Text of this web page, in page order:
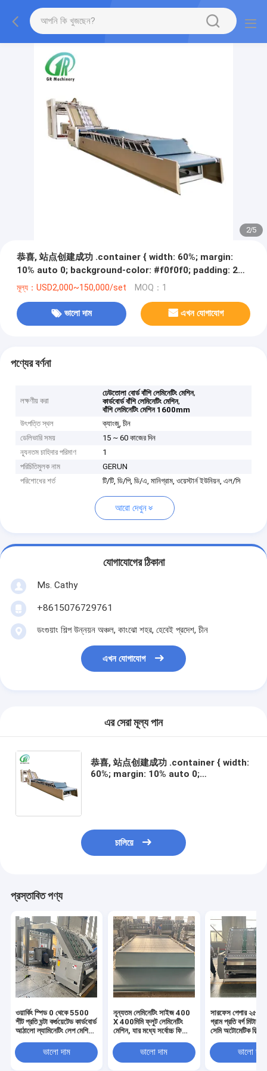
2/5
恭喜, 站点创建成功 .container { width: 60%; margin:
10% auto 0; background-color: #f0f0f0; padding: 2%
5%; border-radius: 10px } ul { padding-left: 20px; } ul li
= function() { document.onkeydown = function() {
মূল্য：USD2,000~150,000/set MOQ：1
ভালো দাম এখন যোগাযোগ
পণ্যের বর্ণনা
লক্ষণীয় করা
ঢেউতোলা বোর্ড বাঁশি লেমিনেটিং মেশিন,
কার্ডবোর্ড বাঁশি লেমিনেটিং মেশিন,
বাঁশি লেমিনেটিং মেশিন 1600mm
উৎপত্তি স্থল
ক্যাংজু, চীন
ডেলিভারি সময়
15 ~ 60 কাজের দিন
ন্যূনতম চাহিদার পরিমাণ
1
পরিচিতিমুলক নাম
GERUN
পরিশোধের শর্ত
টি/টি, ডি/পি, ডি/এ, মানিগ্রাম, ওয়েস্টার্ন ইউনিয়ন, এল/সি
আরো দেখুন
যোগাযোগের ঠিকানা
Ms. Cathy
+8615076729761
ডংগুয়াং শিল্প উন্নয়ন অঞ্চল, কাংঝো শহর, হেবেই প্রদেশ, চীন
এখন যোগাযোগ
এর সেরা মূল্য পান
恭喜, 站点创建成功 .container { width:
60%; margin: 10% auto 0;
window.onload = function() {
document.onkeydown = function() {
চালিয়ে
প্রস্তাবিত পণ্য
ওয়ার্কিং স্পিড 0 থেকে 5500
শীট প্রতি ঘন্টা কর্গুয়েটেড কার্ডবোর্ড
আঠালো ল্যামিনেটিং লেপ মেশিন
উত্পাদনের জন্যভালো দাম
নূন্যতম লেমিনেটিং সাইজ 400
X 400মিমি ফ্লুট লেমিনেটিং
মেশিন, যার মধ্যে সর্বোচ্চ ফিডিং
5.45T প্রেসার ক্যাপাসিটি
রয়েছে, যা ভারী কাজের জন্য
ভালো দাম
সারফেস পেপার ২৫০
গ্রাম প্রতি বর্গ মিটার
সেমি অটোমেটিক ফিল্ম
ভালো দাম